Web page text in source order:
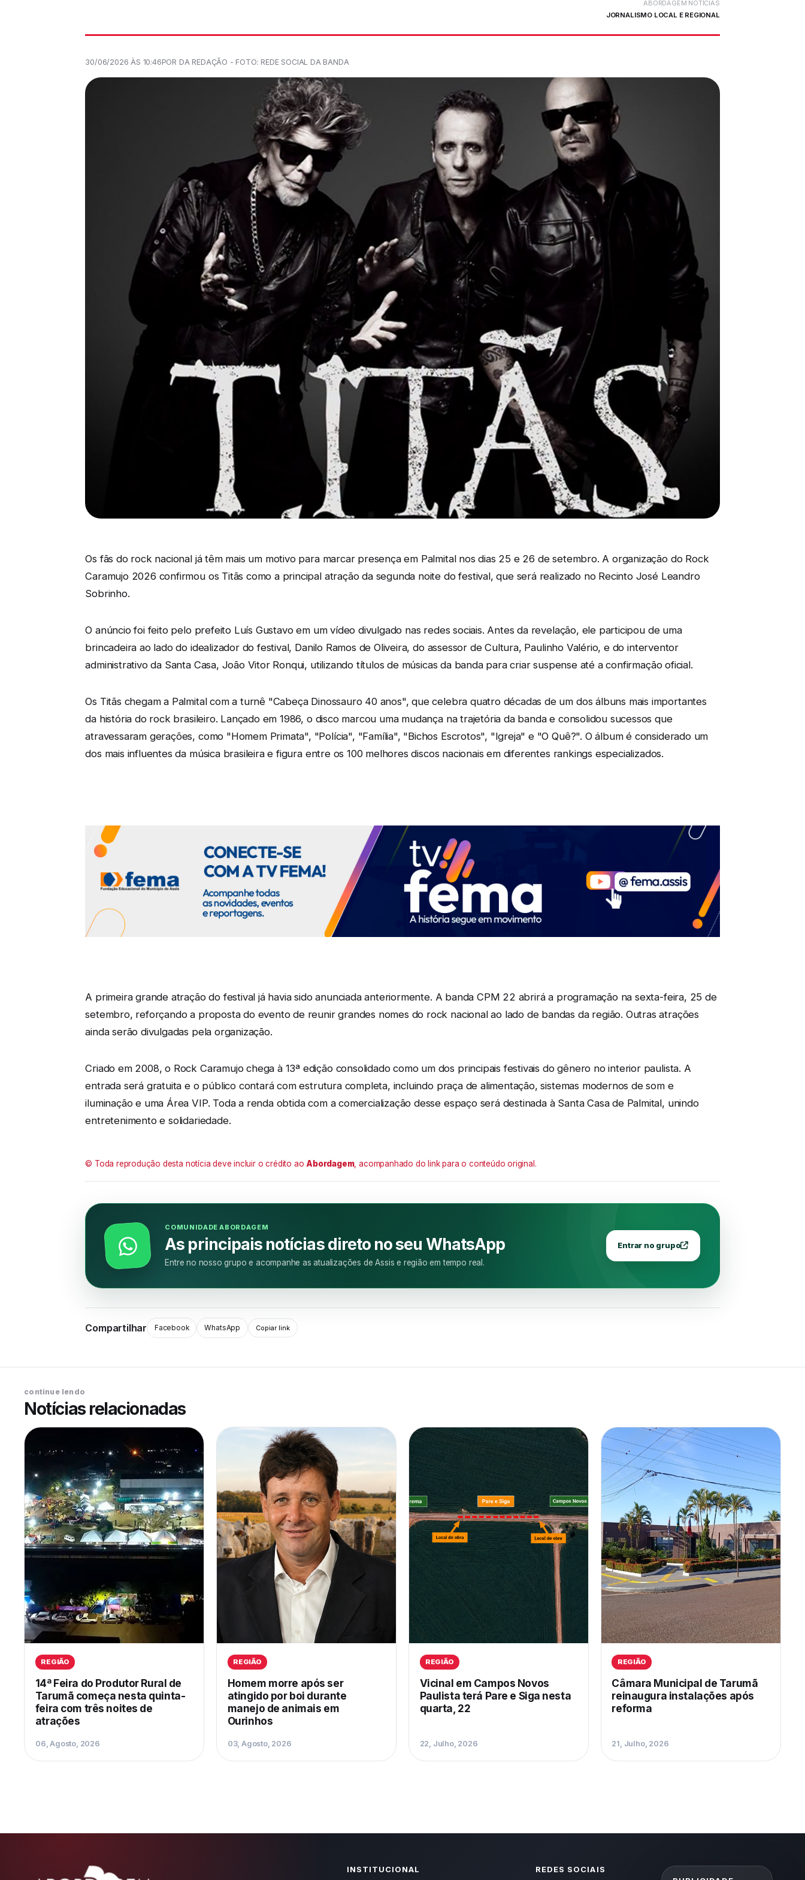
ABORDAGEM NOTÍCIAS
JORNALISMO LOCAL E REGIONAL
30/06/2026 ÀS 10:46POR DA REDAÇÃO - FOTO: REDE SOCIAL DA BANDA
Os fãs do rock nacional já têm mais um motivo para marcar presença em Palmital nos dias 25 e 26 de setembro. A organização do Rock
Caramujo 2026 confirmou os Titãs como a principal atração da segunda noite do festival, que será realizado no Recinto José Leandro
Sobrinho.
O anúncio foi feito pelo prefeito Luís Gustavo em um vídeo divulgado nas redes sociais. Antes da revelação, ele participou de uma
brincadeira ao lado do idealizador do festival, Danilo Ramos de Oliveira, do assessor de Cultura, Paulinho Valério, e do interventor
administrativo da Santa Casa, João Vitor Ronqui, utilizando títulos de músicas da banda para criar suspense até a confirmação oficial.
Os Titãs chegam a Palmital com a turnê "Cabeça Dinossauro 40 anos", que celebra quatro décadas de um dos álbuns mais importantes
da história do rock brasileiro. Lançado em 1986, o disco marcou uma mudança na trajetória da banda e consolidou sucessos que
atravessaram gerações, como "Homem Primata", "Polícia", "Família", "Bichos Escrotos", "Igreja" e "O Quê?". O álbum é considerado um
dos mais influentes da música brasileira e figura entre os 100 melhores discos nacionais em diferentes rankings especializados.
A primeira grande atração do festival já havia sido anunciada anteriormente. A banda CPM 22 abrirá a programação na sexta-feira, 25 de
setembro, reforçando a proposta do evento de reunir grandes nomes do rock nacional ao lado de bandas da região. Outras atrações
ainda serão divulgadas pela organização.
Criado em 2008, o Rock Caramujo chega à 13ª edição consolidado como um dos principais festivais do gênero no interior paulista. A
entrada será gratuita e o público contará com estrutura completa, incluindo praça de alimentação, sistemas modernos de som e
iluminação e uma Área VIP. Toda a renda obtida com a comercialização desse espaço será destinada à Santa Casa de Palmital, unindo
entretenimento e solidariedade.
© Toda reprodução desta notícia deve incluir o crédito ao Abordagem, acompanhado do link para o conteúdo original.
COMUNIDADE ABORDAGEM
As principais notícias direto no seu WhatsApp
Entre no nosso grupo e acompanhe as atualizações de Assis e região em tempo real.
Entrar no grupo
Compartilhar Facebook WhatsApp Copiar link
continue lendo
Notícias relacionadas
REGIÃO
14ª Feira do Produtor Rural de
Tarumã começa nesta quinta-
feira com três noites de
atrações
06, Agosto, 2026
REGIÃO
Homem morre após ser
atingido por boi durante
manejo de animais em
Ourinhos
03, Agosto, 2026
REGIÃO
Vicinal em Campos Novos
Paulista terá Pare e Siga nesta
quarta, 22
22, Julho, 2026
REGIÃO
Câmara Municipal de Tarumã
reinaugura instalações após
reforma
21, Julho, 2026
INSTITUCIONAL
REDES SOCIAIS